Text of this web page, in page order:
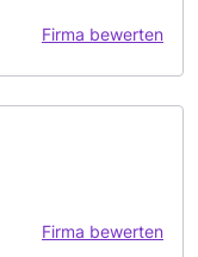
Firma bewerten
Firma bewerten